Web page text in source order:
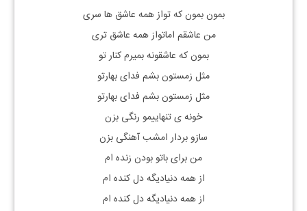
بمون بمون که تواز همه عاشق ها سری
من عاشقم اماتواز همه عاشق تری
بمون که عاشقونه بمیرم کنار تو
مثل زمستون بشم فدای بهارتو
مثل زمستون بشم فدای بهارتو
خونه ی تنهاییمو رنگی بزن
سازو بردار امشب آهنگی بزن
من برای باتو بودن زنده ام
از همه دنیادیگه دل کنده ام
از همه دنیادیگه دل کنده ام